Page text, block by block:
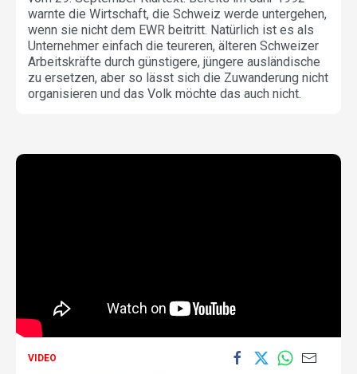
warnte die Wirtschaft, die Schweiz werde untergehen,
wenn sie nicht dem EWR beitritt. Natürlich ist es als
Unternehmer einfach die teureren, älteren Schweizer
Arbeitskräfte durch günstigere, jüngere ausländische
zu ersetzen, aber so lässt sich die Zuwanderung nicht
organisieren und das Volk möchte das auch nicht.
VIDEO